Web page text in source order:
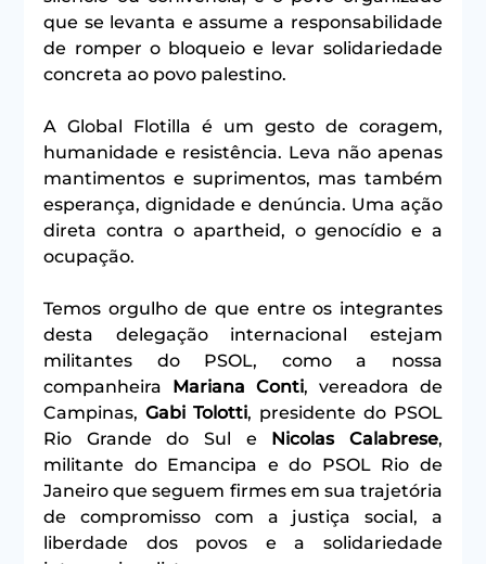
que se levanta e assume a responsabilidade
de romper o bloqueio e levar solidariedade
concreta ao povo palestino.
A Global Flotilla é um gesto de coragem,
humanidade e resistência. Leva não apenas
mantimentos e suprimentos, mas também
esperança, dignidade e denúncia. Uma ação
direta contra o apartheid, o genocídio e a
ocupação.
Temos orgulho de que entre os integrantes
desta delegação internacional estejam
militantes do PSOL, como a nossa
companheira Mariana Conti, vereadora de
Campinas, Gabi Tolotti, presidente do PSOL
Rio Grande do Sul e Nicolas Calabrese,
militante do Emancipa e do PSOL Rio de
Janeiro que seguem firmes em sua trajetória
de compromisso com a justiça social, a
liberdade dos povos e a solidariedade